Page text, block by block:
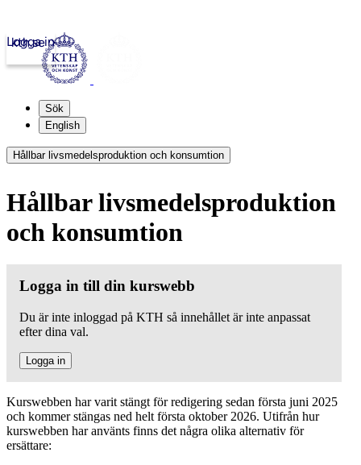
kth.se
Logga in
Sök
English
Hållbar livsmedelsproduktion och konsumtion
Hållbar livsmedelsproduktion
och konsumtion
Logga in till din kurswebb
Du är inte inloggad på KTH så innehållet är inte anpassat
efter dina val.
Logga in
Kurswebben har varit stängt för redigering sedan första juni 2025
och kommer stängas ned helt första oktober 2026. Utifrån hur
kurswebben har använts finns det några olika alternativ för
ersättare: